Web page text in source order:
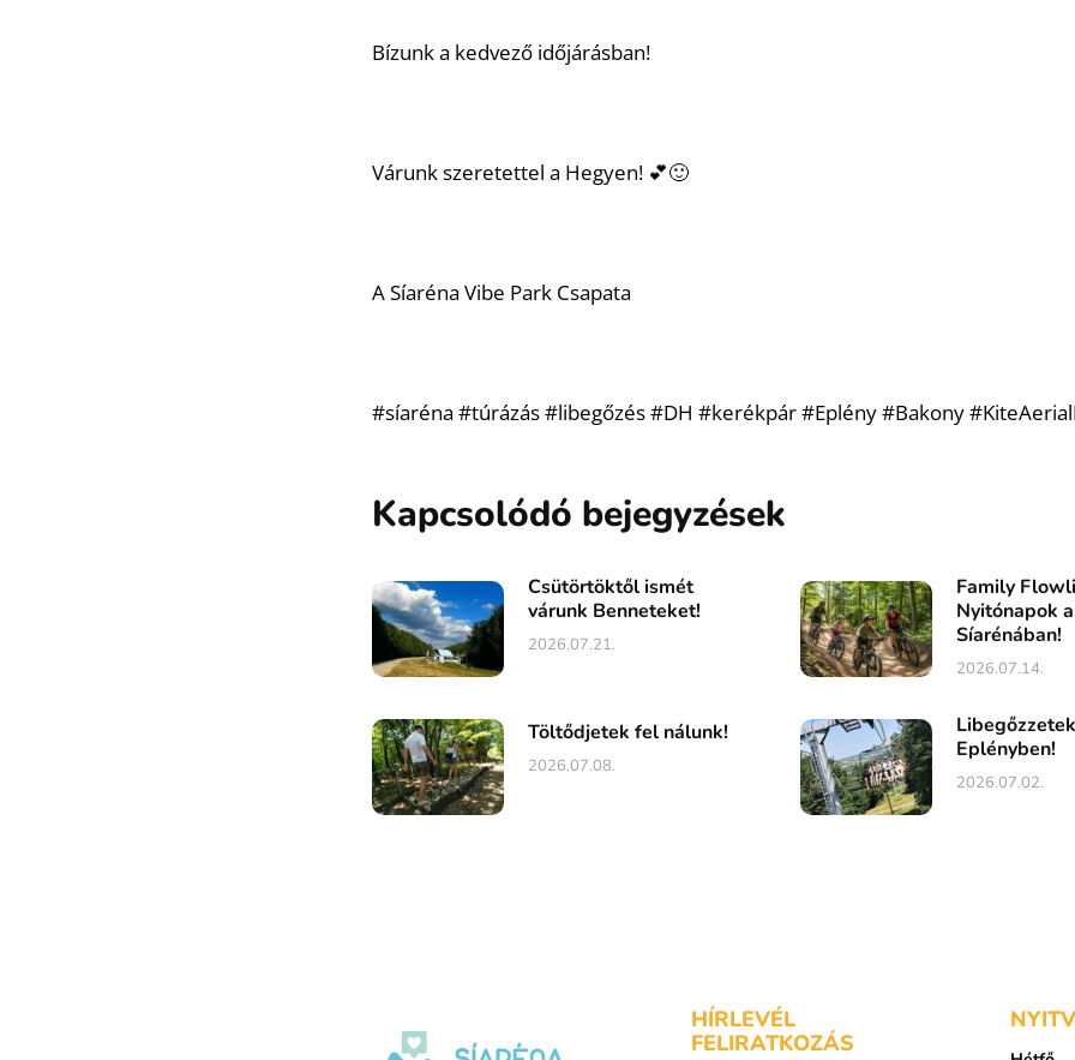
Bízunk a kedvező időjárásban!
Várunk szeretettel a Hegyen! 💕🙂
A Síaréna Vibe Park Csapata
#síaréna #túrázás #libegőzés #DH #kerékpár #Eplény #Bakony
Kapcsolódó bejegyzések
Csütörtöktől ismét
várunk Benneteket!
2026.07.21.
Family
Nyitónapok a
Síarénában!
2026.07.14.
Töltődjetek fel nálunk!
2026.07.08.
Libegőzzetek
Eplényben!
2026.07.02.
HÍRLEVÉL
FELIRATKOZÁS